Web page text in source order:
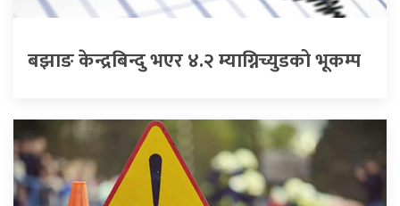
बझाङ केन्द्रबिन्दु भएर ४.२ म्याग्निच्युडको भूकम्प